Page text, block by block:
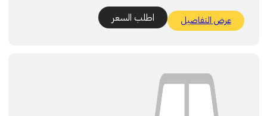
عرض التفاصيل اطلب السعر